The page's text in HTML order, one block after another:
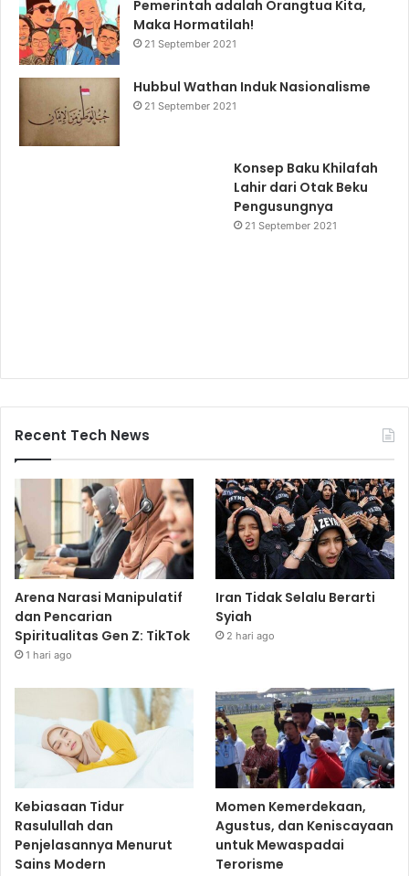
Pemerintah adalah Orangtua Kita,
Maka Hormatilah!
21 September 2021
Hubbul Wathan Induk Nasionalisme
21 September 2021
Konsep Baku Khilafah
Lahir dari Otak Beku
Pengusungnya
21 September 2021
Recent Tech News
Arena Narasi Manipulatif
dan Pencarian
Spiritualitas Gen Z: TikTok
1 hari ago
Iran Tidak Selalu Berarti
Syiah
2 hari ago
Kebiasaan Tidur
Rasulullah dan
Penjelasannya Menurut
Sains Modern
Momen Kemerdekaan,
Agustus, dan Keniscayaan
untuk Mewaspadai
Terorisme